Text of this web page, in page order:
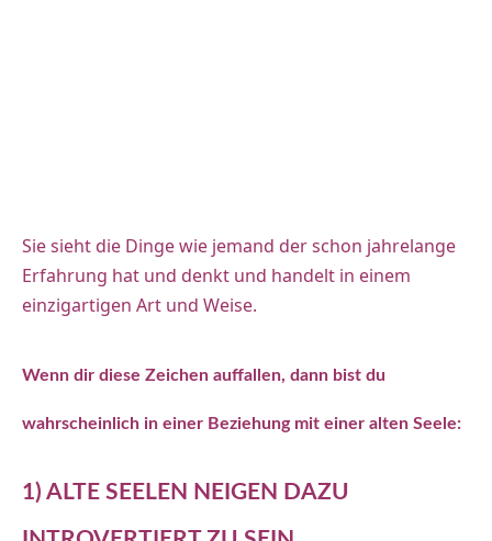
Sie sieht die Dinge wie jemand der schon jahrelange
Erfahrung hat und denkt und handelt in einem
einzigartigen Art und Weise.
Wenn dir diese Zeichen auffallen, dann bist du
wahrscheinlich in einer Beziehung mit einer alten Seele:
1) ALTE SEELEN NEIGEN DAZU